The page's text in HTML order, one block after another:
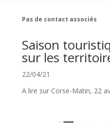
Pas de contact associés
Saison
sur les
22/04/21
A lire sur Corse-Matin, 22